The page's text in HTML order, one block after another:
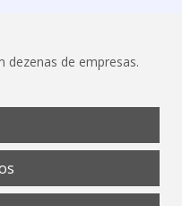
dezenas de empresas.